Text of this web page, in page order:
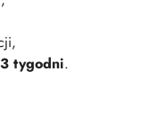
tygodni.